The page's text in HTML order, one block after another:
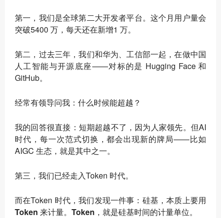
第一，我们是全球第二大开发者平台。这个月用户量会
突破5400 万，每天还在新增1 万。
第二，过去三年，我们和华为、工信部一起，在做中国
人工智能与开源底座——对标的是 Hugging Face 和
GitHub。
经常有领导问我：什么时候能超越？
我的回答很直接： 短期超越不了，因为人家领先。但AI
时代，每一次范式切换，都会出现新的牌局——比如
AIGC 生态，就是其中之一。
第三，我们已经走入Token 时代。
而在Token 时代，我们发现一件事： 硅基，本质上要用
Token 来计量。Token，就是硅基时间的计量单位。